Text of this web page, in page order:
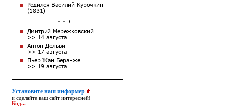
Установите наш информер
и сделайте ваш сайт интересней!
Код...